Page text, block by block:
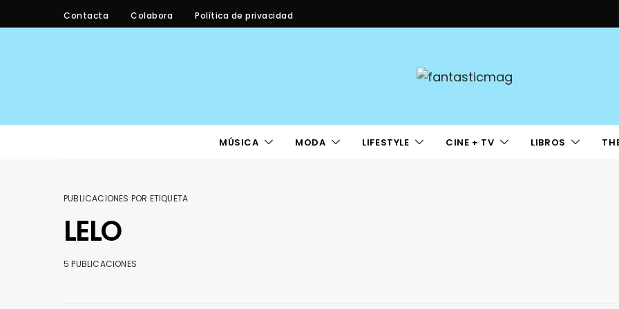
Contacta Colabora Política de privacidad
MÚSICA MODA LIFESTYLE CINE + TV LIBROS
PUBLICACIONES POR ETIQUETA
LELO
5 PUBLICACIONES